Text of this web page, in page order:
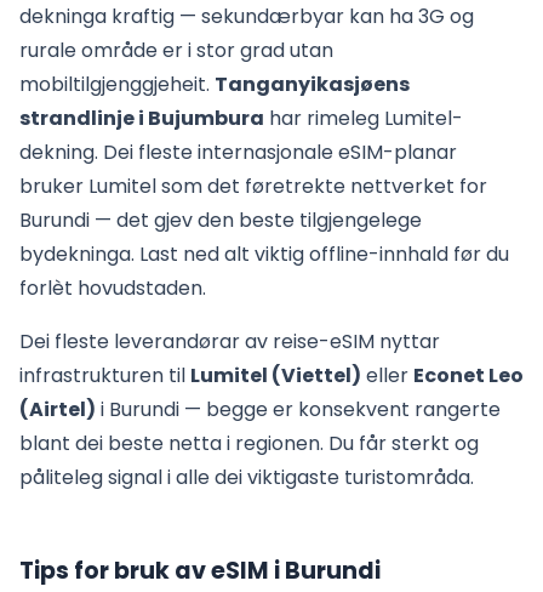
dekninga kraftig — sekundærbyar kan ha 3G og
rurale område er i stor grad utan
mobiltilgjenggjeheit. Tanganyikasjøens
strandlinje i Bujumbura har rimeleg Lumitel-
dekning. Dei fleste internasjonale eSIM-planar
bruker Lumitel som det føretrekte nettverket for
Burundi — det gjev den beste tilgjengelege
bydekninga. Last ned alt viktig offline-innhald før du
forlèt hovudstaden.
Dei fleste leverandørar av reise-eSIM nyttar
infrastrukturen til Lumitel (Viettel) eller Econet Leo
(Airtel) i Burundi — begge er konsekvent rangerte
blant dei beste netta i regionen. Du får sterkt og
påliteleg signal i alle dei viktigaste turistområda.
Tips for bruk av eSIM i Burundi